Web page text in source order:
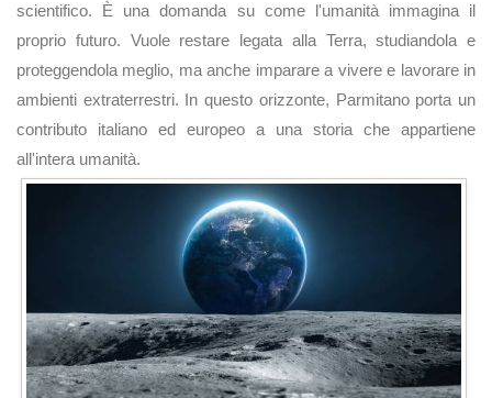
scientifico. È una domanda su come l'umanità immagina il
proprio futuro. Vuole restare legata alla Terra, studiandola e
proteggendola meglio, ma anche imparare a vivere e lavorare in
ambienti extraterrestri. In questo orizzonte, Parmitano porta un
contributo italiano ed europeo a una storia che appartiene
all'intera umanità.